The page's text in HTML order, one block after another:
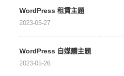
WordPress 租賃主題
2023-05-27
WordPress 自媒體主題
2023-05-26